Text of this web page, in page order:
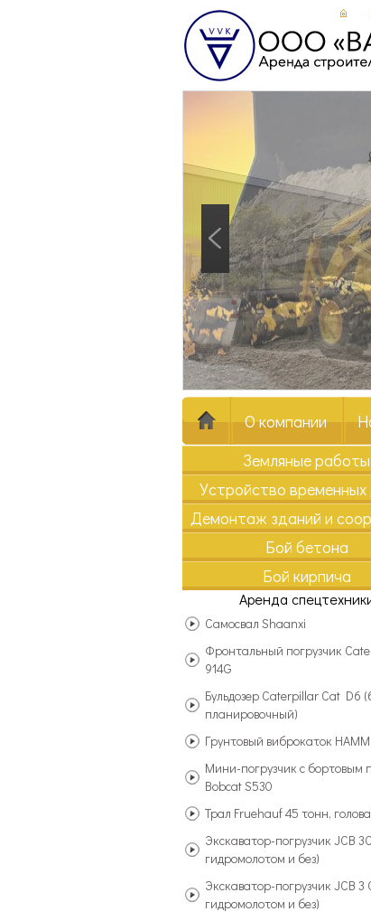
О компании
Земляные работы
Устройство временных
Демонтаж зданий и
Бой бетона
Бой кирпича
Аренда
Самосвал Shaanxi
Фронтальный погрузчик
914G
Бульдозер Caterpillar Cat D6
планировочный)
Грунтовый виброкаток HAMM
Мини-погрузчик с бортовым
Bobcat S530
Трал Fruehauf 45 тонн,
Экскаватор-погрузчик JCB
гидромолотом и без)
Экскаватор-погрузчик JCB 3
гидромолотом и без)